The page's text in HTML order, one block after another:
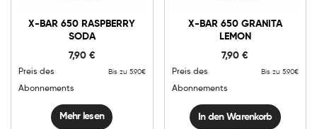
X-BAR 650 RASPBERRY
SODA
7,90 €
Preis des
Abonnements
Bis zu 5.90€
Mehr lesen
X-BAR 650 GRANITA
LEMON
7,90€
Preis des
Abonnements
Bis zu 5.90€
Bar
Granita
Menge
In den Warenkorb
In den Warenkorb